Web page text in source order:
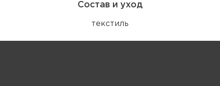
Состав и уход
текстиль